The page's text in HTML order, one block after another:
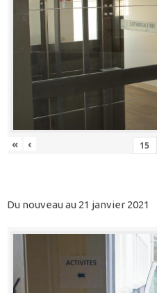
« ‹
Du nouveau au 21 janvier 2021